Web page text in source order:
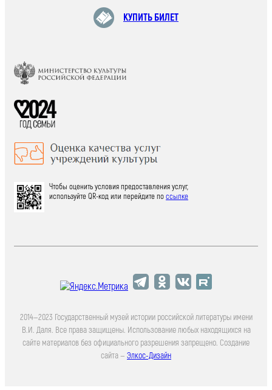
КУПИТЬ БИЛЕТ
Чтобы оценить условия предоставления услуг,
используйте QR-код или перейдите поссылке
2014—2023 Государственный музей истории российской литературы имени
В.И. Даля. Все права защищены. Использование любых находящихся на
сайте материалов без официального разрешения запрещено. Создание
сайта — Элкос-Дизайн